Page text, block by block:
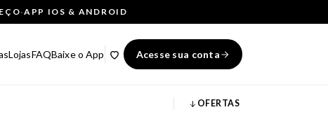
·APP IOS & ANDROID
LojasFAQBaixe o App Acesse sua conta
OFERTAS